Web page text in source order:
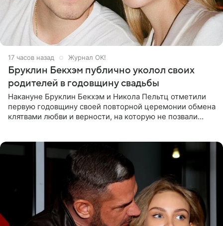
17 часов назад Журнал OK!
Бруклин Бекхэм публично уколол своих
родителей в годовщину свадьбы
Накануне Бруклин Бекхэм и Никола Пельтц отметили
первую годовщину своей повторной церемонии обмена
клятвами любви и верности, на которую не позвали